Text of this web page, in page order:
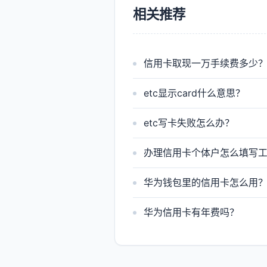
相关推荐
信用卡取现一万手续费多少？
etc显示card什么意思？
etc写卡失败怎么办？
办理信用卡个体户怎么填写工
华为钱包里的信用卡怎么用？
华为信用卡有年费吗？